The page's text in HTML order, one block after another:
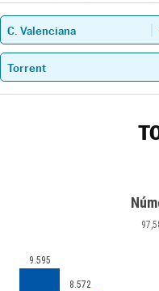
97
9.595
8.572